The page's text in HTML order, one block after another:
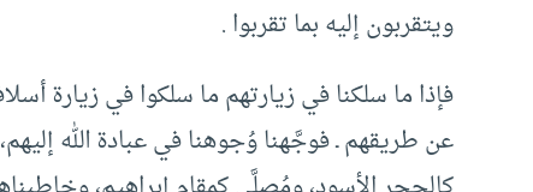
ويتقربون إليه بما تقربوا .
فإذا ما سلكنا في زيارتهم ما سلكوا في زيارة
عن طريقهم ـ فوجَّهنا وُجوهنا في عبادة الله